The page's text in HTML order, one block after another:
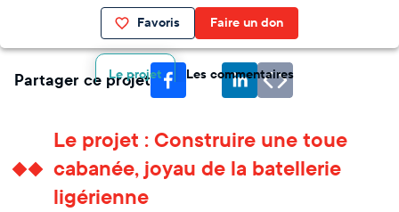
Favoris Faire un don
Le projet Les commentaires
Partager ce projet
Le projet : Construire une toue
cabanée, joyau de la batellerie
ligérienne